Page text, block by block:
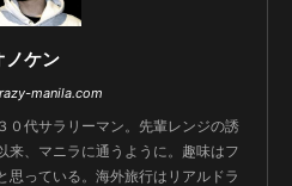
ノケン
manila.com
０代サラリーマン。先輩レンジの誘
来、マニラに通うように。趣味はフ
思っている。海外旅行はリアルドラ